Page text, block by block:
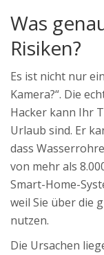
Was
Risiken?
Es ist nicht nur
Kamera?“. Die
Hacker kann Ihr
Urlaub sind. Er
dass
von mehr als
Smart-Home-
weil Sie über die
nutzen.
Die Ursachen